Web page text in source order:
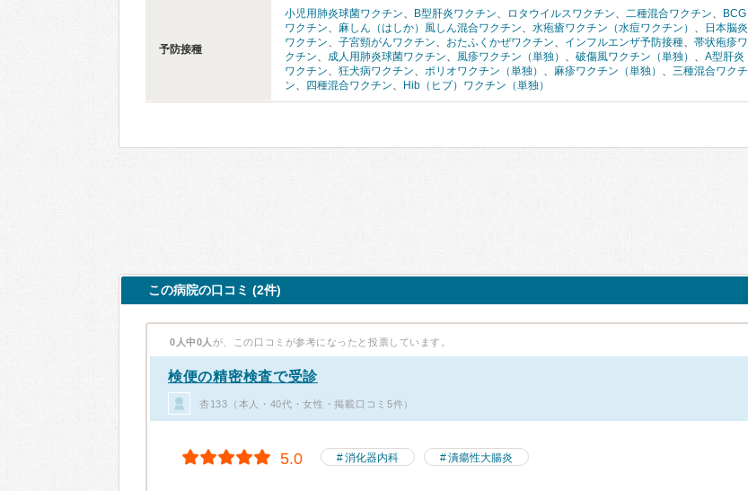
予防接種
小児用肺炎球菌ワクチン、 B型肝炎ワクチン、 ロタウイルスワクチン、 二種混合ワクチン、
BCG
ワクチン、 麻しん（はしか）風しん混合ワクチン、 水疱瘡ワクチン（水痘ワクチン） 、
日本脳炎
ワクチン、 子宮頸がんワクチン、 おたふくかぜワクチン、 インフルエンザ予防接種、 帯状疱疹ワ
クチン、 成人用肺炎球菌ワクチン、 風疹ワクチン（単独） 、 破傷風ワクチン（単独） 、 A型肝炎
ワクチン、 狂犬病ワクチン、 ポリオワクチン（単独） 、 麻疹ワクチン（単独） 、 三種混合ワクチ
ン、 四種混合ワクチン、 Hib（ヒブ）ワクチン（単独）
この病院の口コミ (2件)
0人中0人 が、この口コミが参考になったと投票しています。
検便の精密検査で受診
杏133（本人・40代・女性・掲載口コミ5件）
5.0 消化器内科 潰瘍性大腸炎